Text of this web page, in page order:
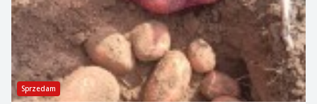
Sprzedam